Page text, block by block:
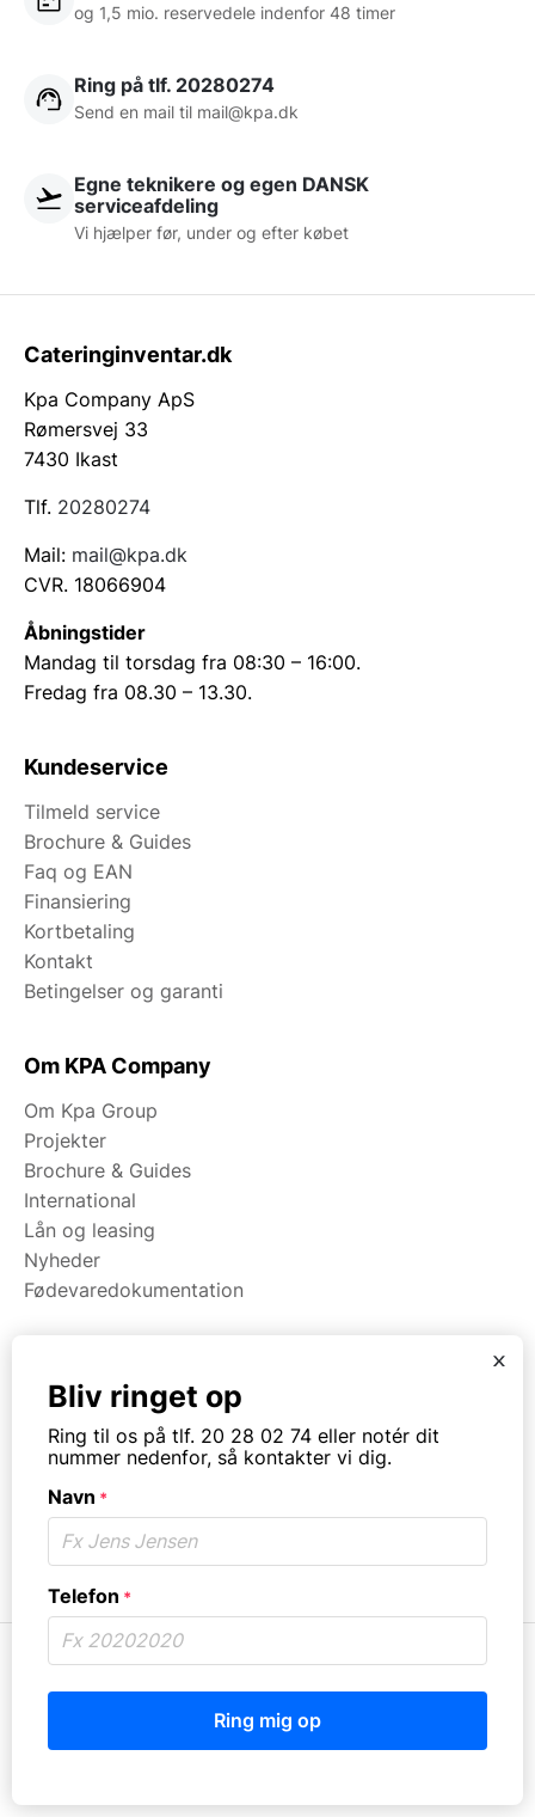
og 1,5 mio. reservedele indenfor 48 timer
Ring på tlf. 20280274
Send en mail til mail@kpa.dk
Egne teknikere og egen DANSK
serviceafdeling
Vi hjælper før, under og efter købet
Cateringinventar.dk
Kpa Company ApS
Rømersvej 33
7430 Ikast
Tlf. 20280274
Mail: mail@kpa.dk
CVR. 18066904
Åbningstider
Mandag til torsdag fra 08:30 – 16:00.
Fredag fra 08.30 – 13.30.
Kundeservice
Tilmeld service
Brochure & Guides
Faq og EAN
Finansiering
Kortbetaling
Kontakt
Betingelser og garanti
Om KPA Company
Om Kpa Group
Projekter
Brochure & Guides
International
Lån og leasing
Nyheder
Fødevaredokumentation
Maskiner
Koge/varme/stege
Bageri
Opvask
Opbevaring
Virksomhedstype
x
Bliv ringet op
Ring til os på tlf. 20 28 02 74 eller notér dit
nummer nedenfor, så kontakter vi dig.
Navn *
Telefon *